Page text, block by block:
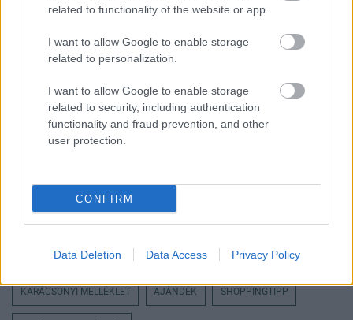
related to functionality of the website or app.
I want to allow Google to enable storage
related to personalization.
I want to allow Google to enable storage
related to security, including authentication
functionality and fraud prevention, and other
user protection.
CONFIRM
Data Deletion Data Access Privacy Policy
keresőben könnyebben megtaláld a
glamour.hu cikkeit
KARÁCSONYI MELLÉKLET AJÁNDÉK SHOPPINGTIPP